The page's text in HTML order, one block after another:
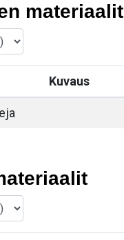
materiaalit
Kuvaus